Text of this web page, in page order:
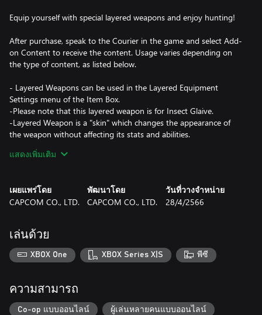
Equip yourself with special layered weapons and enjoy hunting!
After purchase, speak to the Courier in the game and select Add-
on Content to receive the content. Usage varies depending on
the type of content, as listed below.
- Layered Weapons can be used in the Layered Equipment
Settings menu of the Item Box.
-Please note that this layered weapon is for Insect Glaive.
-Layered Weapon is a "skin" which changes the appearance of
the weapon without affecting its stats and abilities.
- Depending on the type of weapon, the sheathing/unsheathing
sheathing/unsheathing.
*This content is also available as part of one or more bundles.
Please check your previous purchases to avoid duplication.
แสดงเพิ่มเติม
เผยแพร่โดย
CAPCOM CO., LTD.
พัฒนาโดย
CAPCOM CO., LTD.
วันที่วางจำหน่าย
28/4/2566
เล่นด้วย
XBOX One XBOX Series X|S พีซี
ความสามารถ
Co-op แบบออนไลน์ ผู้เล่นหลายคนแบบออนไลน์